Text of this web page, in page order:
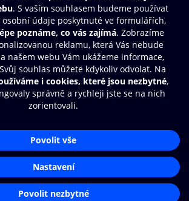
a.s.
osobních údajů
Aplikace O2 Knihovna
Čti a poslouchej své e-knihy a
audioknihy rychleji a pohodlněji.